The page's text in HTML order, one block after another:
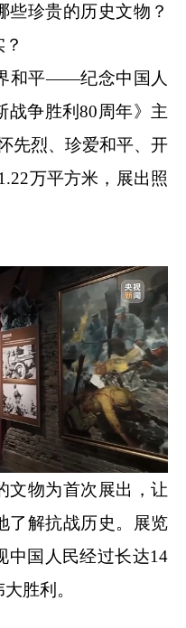
珍贵的历史文物？
平——纪念中国人
战争胜利80周年》主
先烈、珍爱和平、开
万平方米，展出照
物为首次展出，让
了解抗战历史。展览
中国人民经过长达14
胜利。